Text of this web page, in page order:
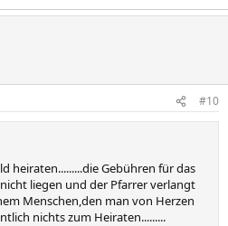
#10
heiraten.........die Gebühren für das
liegen und der Pfarrer verlangt
Menschen,den man von Herzen
nichts zum Heiraten.........